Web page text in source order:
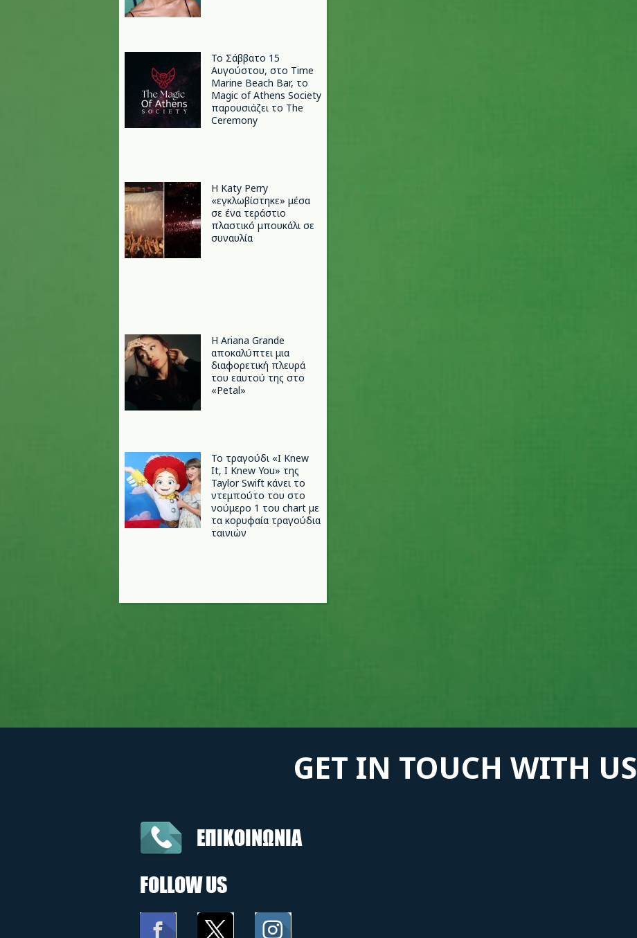
Το Σάββατο 15
Αυγούστου, στο Time
Marine Beach Bar, το
Magic of Athens Society
παρουσιάζει το The
Ceremony
H Katy Perry
«εγκλωβίστηκε» μέσα
σε ένα τεράστιο
πλαστικό μπουκάλι σε
συναυλία
Η Ariana Grande
αποκαλύπτει μια
διαφορετική πλευρά
του εαυτού της στο
«Petal»
Το τραγούδι «I Knew
It, I Knew You» της
Taylor Swift κάνει το
ντεμπούτο του στο
νούμερο 1 του chart με
τα κορυφαία τραγούδια
ταινιών
GET IN TOUCH WITH US
ΕΠΙΚΟΙΝΩΝΙΑ
FOLLOW US